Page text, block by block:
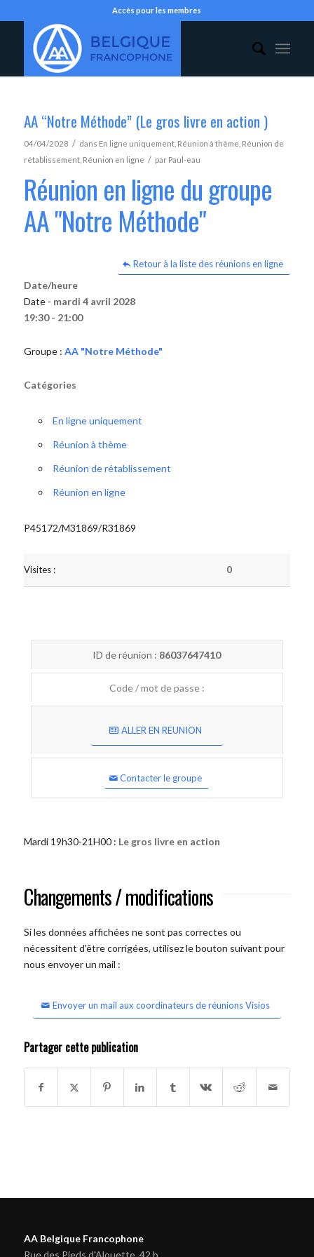
Accès pour les membres
AA “Notre Méthode” (Le gros livre en action )
04/04/2028 / dans En ligne uniquement, Réunion à thème Réunion de
rétablissement, Réunion en ligne / par Paul-eau
Réunion en ligne du groupe
AA "Notre Méthode"
Retour à la liste des réunions en ligne
Date/heure
Date - mardi 4 avril 2028
19:30 - 21:00
Groupe : AA "Notre Méthode"
Catégories
En ligne uniquement
Réunion à thème
Réunion de rétablissement
Réunion en ligne
P45172/M31869/R31869
Visites : 0
ID de réunion : 86037647410
Code / mot de passe :
ALLER EN REUNION
Contacter le groupe
Mardi 19h30-21H00 : Le gros livre en action
Changements / modifications
Si les données affichées ne sont pas correctes ou
nécessitent d'être corrigées, utilisez le bouton suivant pour
nous envoyer un mail :
Envoyer un mail aux coordinateurs de réunions Visios
Partager cette publication
AA Belgique Francophone
Rue des Pieds d'Alouette, 42 b